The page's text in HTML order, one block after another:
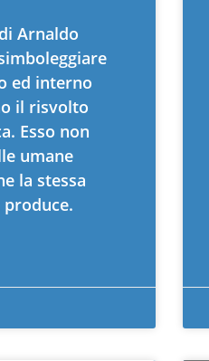
Arnaldo
ed interno
il risvolto
Esso non
umane
la stessa